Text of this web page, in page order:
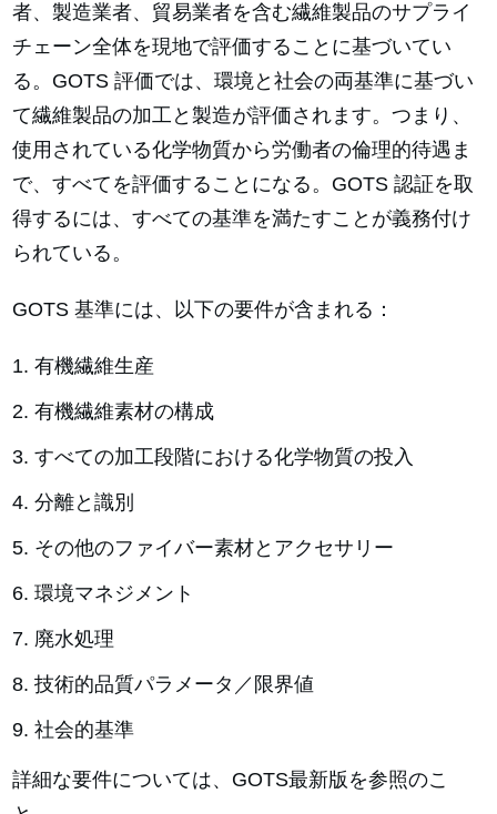
者、製造業者、貿易業者を含む繊維製品のサプライ
チェーン全体を現地で評価することに基づいてい
る。GOTS 評価では、環境と社会の両基準に基づい
て繊維製品の加工と製造が評価されます。つまり、
使用されている化学物質から労働者の倫理的待遇ま
で、すべてを評価することになる。GOTS 認証を取
得するには、すべての基準を満たすことが義務付け
られている。
GOTS 基準には、以下の要件が含まれる：
有機繊維生産
有機繊維素材の構成
すべての加工段階における化学物質の投入
分離と識別
その他のファイバー素材とアクセサリー
環境マネジメント
廃水処理
技術的品質パラメータ／限界値
社会的基準
詳細な要件については、GOTS最新版を参照のこ